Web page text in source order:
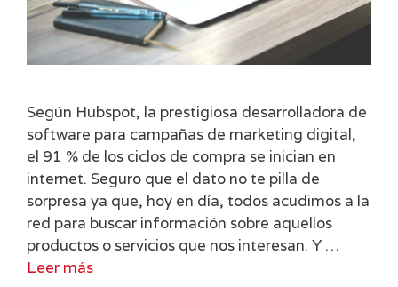
Según Hubspot, la prestigiosa desarrolladora de
software para campañas de marketing digital,
el 91 % de los ciclos de compra se inician en
internet. Seguro que el dato no te pilla de
sorpresa ya que, hoy en día, todos acudimos a la
red para buscar información sobre aquellos
productos o servicios que nos interesan. Y …
Leer más